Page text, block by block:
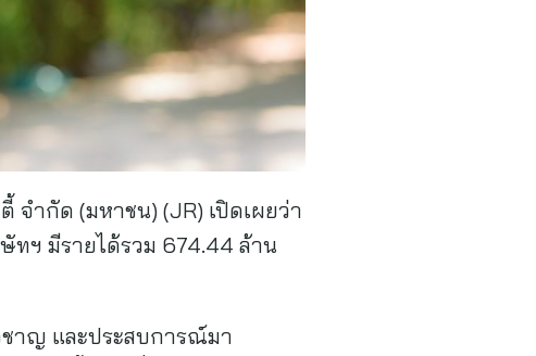
จำกัด (มหาชน) (JR) เปิดเผยว่า
ทฯ มีรายได้รวม 674.44 ล้าน
าญ และประสบการณ์มา